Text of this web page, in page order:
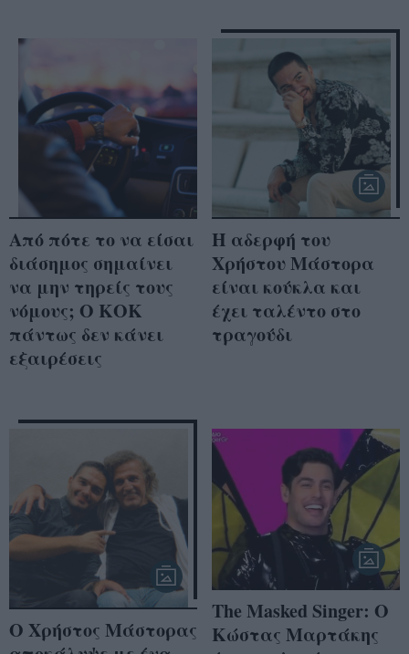
Από πότε το να είσαι
διάσημος σημαίνει
να μην τηρείς τους
νόμους; Ο ΚΟΚ
πάντως δεν κάνει
εξαιρέσεις
Η αδερφή του
Χρήστου Μάστορα
είναι κούκλα και
έχει ταλέντο στο
τραγούδι
Ο Χρήστος Μάστορας
The Masked Singer: O
Κώστας Μαρτάκης